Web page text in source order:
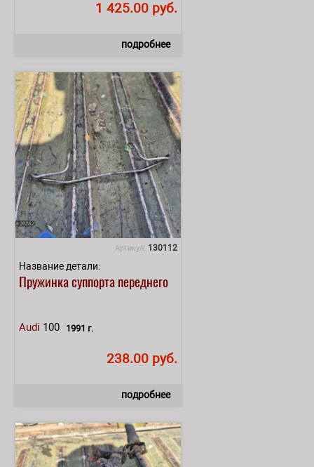
1 425.00 руб.
подробнее
Артикул: 130112
Название детали:
Пружинка суппорта переднего
Audi 100 1991 г.
238.00 руб.
подробнее